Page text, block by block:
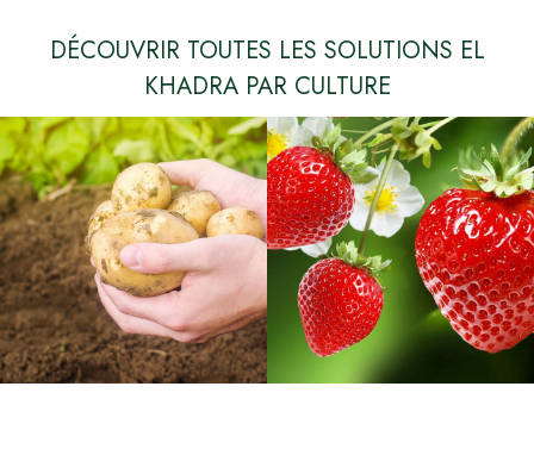
DÉCOUVRIR TOUTES LES SOLUTIONS EL
KHADRA PAR CULTURE